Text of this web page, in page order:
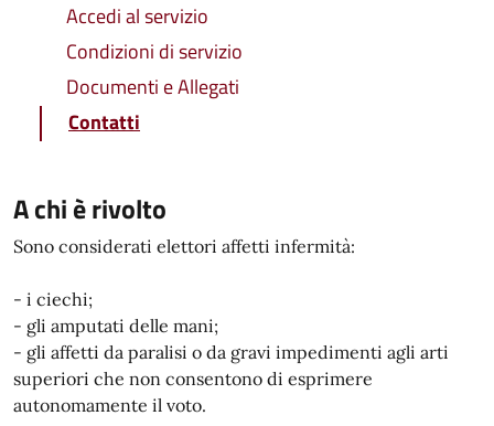
Accedi al servizio
Condizioni di servizio
Documenti e Allegati
Contatti
A chi è rivolto
Sono considerati elettori affetti infermità:
- i ciechi;
- gli amputati delle mani;
- gli affetti da paralisi o da gravi impedimenti agli arti
superiori che non consentono di esprimere
autonomamente il voto.